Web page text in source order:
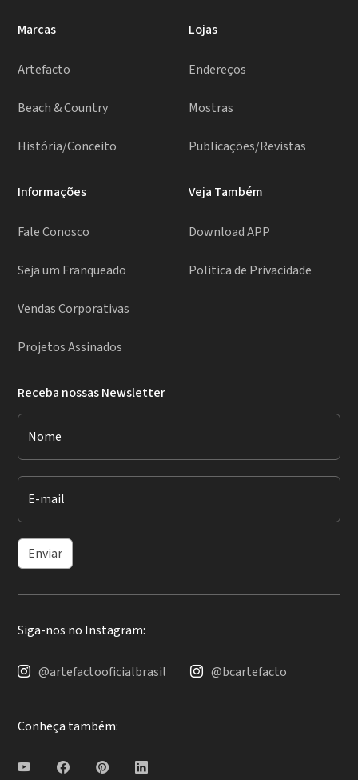
Marcas
Artefacto
Beach & Country
História/Conceito
Lojas
Endereços
Mostras
Publicações/Revistas
Informações
Fale Conosco
Seja um Franqueado
Vendas Corporativas
Projetos Assinados
Veja Também
Download APP
Politica de Privacidade
Receba nossas Newsletter
Nome
E-mail
Enviar
Siga-nos no Instagram:
@artefactooficialbrasil @bcartefacto
Conheça também: